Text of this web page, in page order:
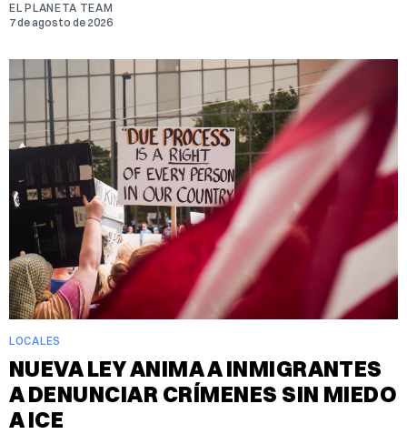
EL PLANETA TEAM
7 de agosto de 2026
LOCALES
NUEVA LEY ANIMA A INMIGRANTES
A DENUNCIAR CRÍMENES SIN MIEDO
A ICE